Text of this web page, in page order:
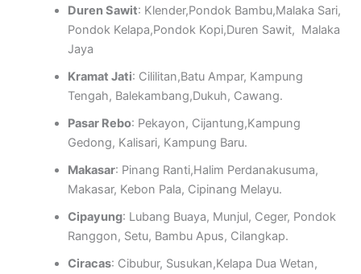
Duren Sawit: Klender,Pondok Bambu,Malaka Sari,
Pondok Kelapa,Pondok Kopi,Duren Sawit, Malaka
Jaya
Kramat Jati: Cililitan,Batu Ampar, Kampung
Tengah, Balekambang,Dukuh, Cawang.
Pasar Rebo: Pekayon, Cijantung,Kampung
Gedong, Kalisari, Kampung Baru.
Makasar: Pinang Ranti,Halim Perdanakusuma,
Makasar, Kebon Pala, Cipinang Melayu.
Cipayung: Lubang Buaya, Munjul, Ceger, Pondok
Ranggon, Setu, Bambu Apus, Cilangkap.
Ciracas: Cibubur, Susukan,Kelapa Dua Wetan,